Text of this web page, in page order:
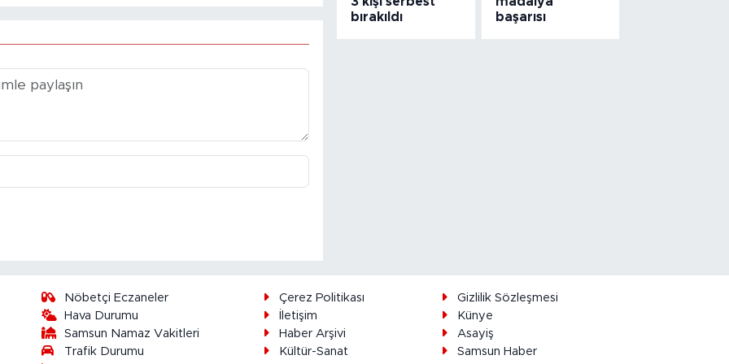
bırakıldı
başarısı
Nöbetçi Eczaneler
Hava Durumu
Samsun Namaz Vakitleri
Trafik Durumu
Çerez Politikası
Gizlilik Sözleşmesi
İletişim
Künye
Haber Arşivi
Asayiş
Kültür-Sanat
Samsun Haber